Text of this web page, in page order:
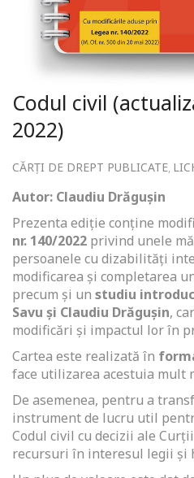
Codul civil
2022)
CĂRȚI DE DREPT PUBLICATE,
Autor: Claudiu Drăgușin
Prezenta ediție conține
nr. 140/2022 privind unele
persoanele cu dizabilități
modificarea și completarea
precum și un studiu
Savu și Claudiu Drăgușin,
modificări și impactul lor în
Cartea este realizată în
face utilizarea acestuia mult
De asemenea, pentru a
instrument de lucru util
Codul civil cu decizii ale
recursuri în interesul legii și